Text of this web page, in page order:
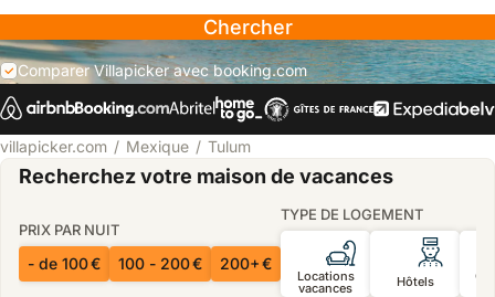
Chercher
Comparer Villapicker avec booking.com
villapicker.com Mexique Tulum
Recherchez votre maison de vacances
PRIX PAR NUIT
- de 100 € 100 - 200 € 200+ €
TYPE DE LOGEMENT
Locations
vacances Hôtels